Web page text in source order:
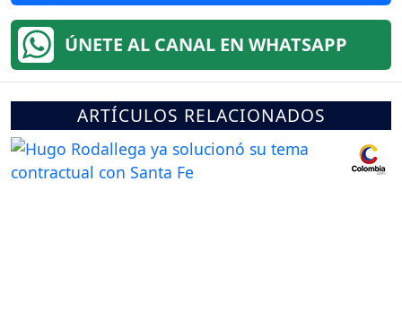
ÚNETE AL CANAL EN WHATSAPP
ARTÍCULOS RELACIONADOS